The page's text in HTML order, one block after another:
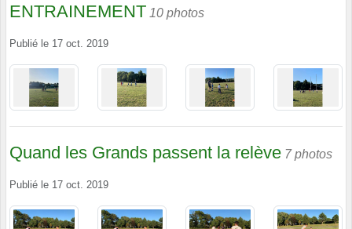
ENTRAINEMENT 10 photos
Publié le 17 oct. 2019
Quand les Grands passent la relève 7 photos
Publié le 17 oct. 2019